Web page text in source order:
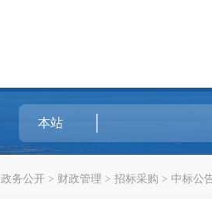
政务公开 > 财政管理 > 招标采购 > 中标公